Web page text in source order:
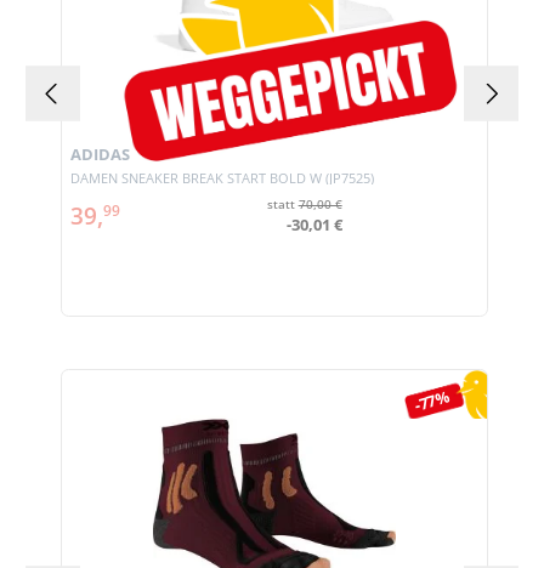
DAMEN SNEAKER BREAK START BOLD W (JP7525)
ADIDAS
39,99 statt70,00 €
-30,01 €
-77%